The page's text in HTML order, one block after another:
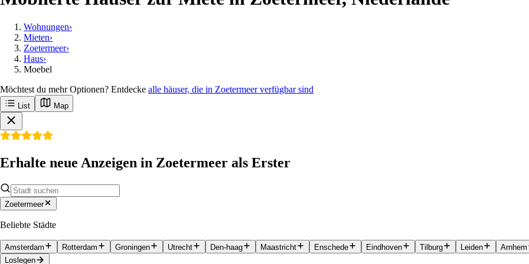
Wohnungen›
Mieten›
Zoetermeer›
Haus›
Moebel
Möchtest du mehr Optionen? Entdecke alle häuser, die in Zoetermeer verfügbar sind
List Map
Erhalte neue Anzeigen in Zoetermeer als Erster
Zoetermeer
Beliebte Städte
Amsterdam Rotterdam Groningen Utrecht Den-haag Maastricht Enschede Eindhoven Tilburg Leiden Arnhem
Loslegen